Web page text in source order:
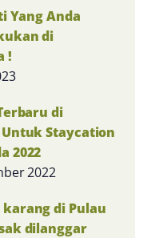
Yang Anda
di
!
di
Staycation
2022
2022
di Pulau
dilanggar